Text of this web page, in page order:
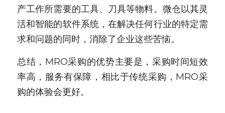
产工作所需要的工具、刀具等物料。微仓以其灵
活和智能的软件系统，在解决任何行业的特定需
求和问题的同时，消除了企业这些苦恼。
总结，MRO采购的优势主要是，采购时间短效
率高，服务有保障，相比于传统采购，MRO采
购的体验会更好。